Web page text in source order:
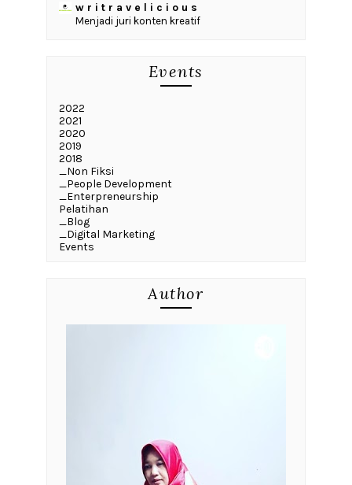
w r i t r a v e l i c i o u s
Menjadi juri konten kreatif
Events
2022
2021
2020
2019
2018
_Non Fiksi
_People Development
_Enterpreneurship
Pelatihan
_Blog
_Digital Marketing
Events
Author